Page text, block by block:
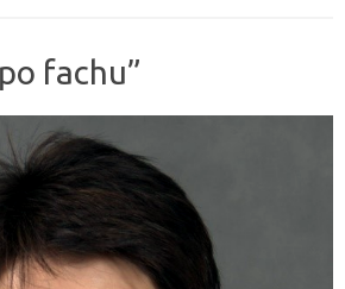
fachu”